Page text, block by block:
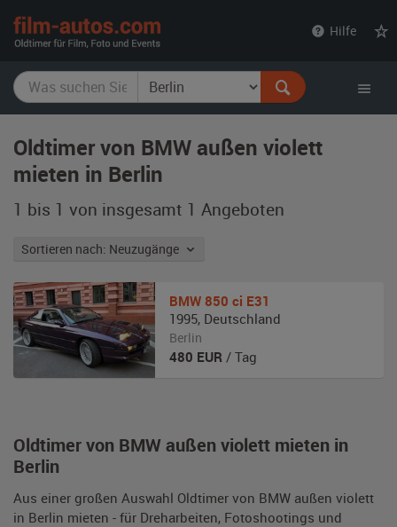
Hilfe
Oldtimer von BMW außen violett
mieten in Berlin
1 bis 1 von insgesamt 1 Angeboten
Sortieren nach: Neuzugänge
Oldtimer von BMW außen violett mieten in
Berlin
Aus einer großen Auswahl Oldtimer von BMW außen violett
in Berlin mieten - für Dreharbeiten, Fotoshootings und
BMW 850 ci E31
1995, Deutschland
Berlin
480 EUR / Tag